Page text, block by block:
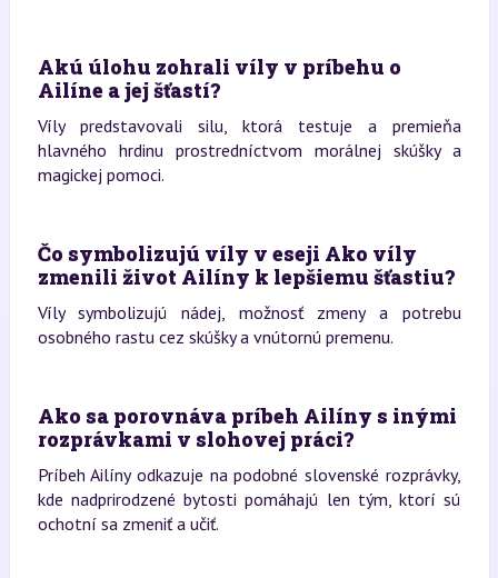
Akú úlohu zohrali víly v príbehu o
Ailíne a jej šťastí?
Víly predstavovali silu, ktorá testuje a premieňa
hlavného hrdinu prostredníctvom morálnej skúšky a
magickej pomoci.
Čo symbolizujú víly v eseji Ako víly
zmenili život Ailíny k lepšiemu šťastiu?
Víly symbolizujú nádej, možnosť zmeny a potrebu
osobného rastu cez skúšky a vnútornú premenu.
Ako sa porovnáva príbeh Ailíny s inými
rozprávkami v slohovej práci?
Príbeh Ailíny odkazuje na podobné slovenské rozprávky,
kde nadprirodzené bytosti pomáhajú len tým, ktorí sú
ochotní sa zmeniť a učiť.